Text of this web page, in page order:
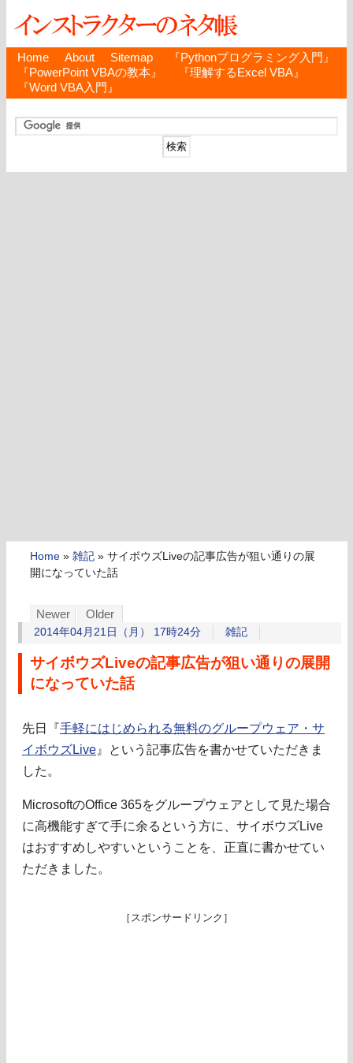
Home About Sitemap
『Pythonプログラミング入門』
『PowerPoint VBAの教本』
『理解するExcel VBA』
『Word VBA入門』
Home » 雑記 » サイボウズLiveの記事広告が狙い通りの展
開になっていた話
Newer Older
2014年04月21日（月） 17時24分 雑記
サイボウズLiveの記事広告が狙い通りの展開
になっていた話
先日『手軽にはじめられる無料のグループウェア・サ
イボウズLive』という記事広告を書かせていただきま
した。
MicrosoftのOffice 365をグループウェアとして見た場合
に高機能すぎて手に余るという方に、サイボウズLive
はおすすめしやすいということを、正直に書かせてい
ただきました。
［スポンサードリンク］